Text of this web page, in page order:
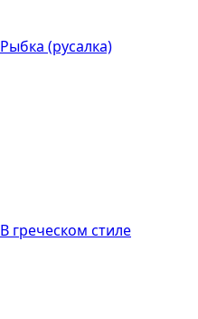
Рыбка (русалка)
В греческом стиле